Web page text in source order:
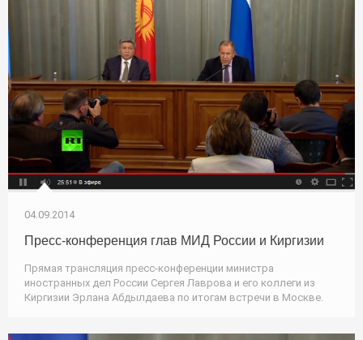
04.09.2014
Пресс-конференция глав МИД России и Киргизии
Прямая трансляция пресс-конференции министра
иностранных дел России Сергея Лаврова и его коллеги из
Киргизии Эрлана Абдылдаева по итогам встречи в Москве.